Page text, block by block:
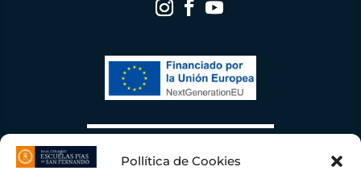
Pollítica de Cookies